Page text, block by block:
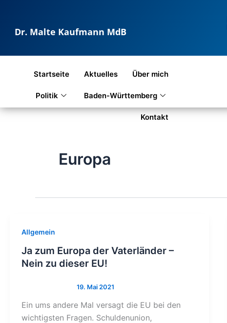
springenDr. Malte Kaufmann MdB
Startseite Aktuelles Über mich
Politik Baden-Württemberg
Kontakt
Europa
Allgemein
Ja zum Europa der Vaterländer –
Nein zu dieser EU!
Ein ums andere Mal versagt die EU bei den
wichtigsten Fragen. Schuldenunion,